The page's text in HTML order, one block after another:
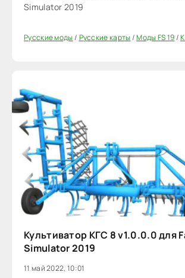
Simulator 2019
Русские моды/ Русские карты/Моды FS 19/
Культиватор КГС 8 v1.0.0.0 для
Simulator 2019
11 май 2022, 10:01